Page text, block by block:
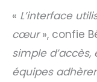
« L’interface
cœur», confie
simple
équipes